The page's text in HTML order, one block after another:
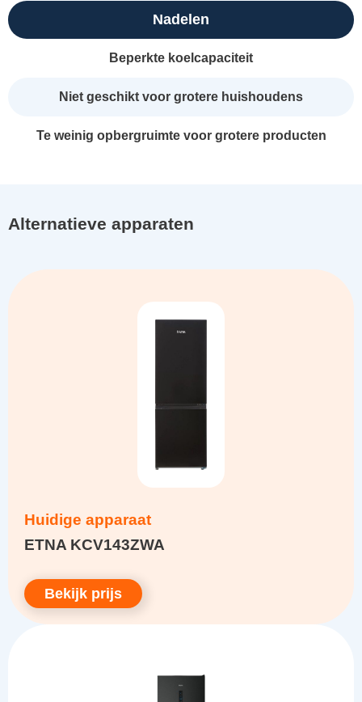
Nadelen
Beperkte koelcapaciteit
Niet geschikt voor grotere huishoudens
Te weinig opbergruimte voor grotere producten
Alternatieve apparaten
Huidige apparaat
ETNA KCV143ZWA
Bekijk prijs